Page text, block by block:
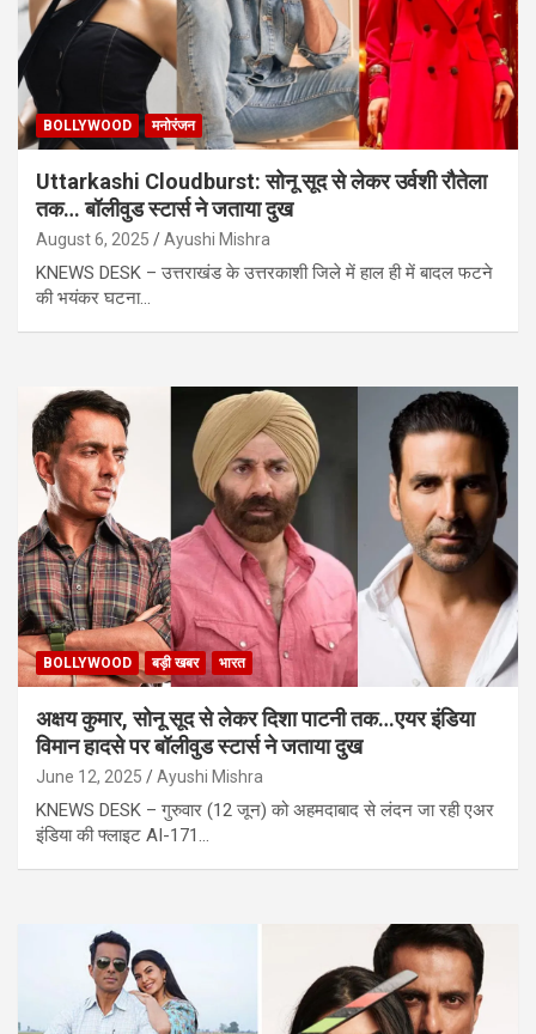
BOLLYWOOD मनोरंजन
Uttarkashi Cloudburst: सोनू सूद से लेकर उर्वशी रौतेला
तक… बॉलीवुड स्टार्स ने जताया दुख
August 6, 2025 Ayushi Mishra
KNEWS DESK – उत्तराखंड के उत्तरकाशी जिले में हाल ही में बादल फटने
की भयंकर घटना…
BOLLYWOOD बड़ी खबर भारत
अक्षय कुमार, सोनू सूद से लेकर दिशा पाटनी तक…एयर इंडिया
विमान हादसे पर बॉलीवुड स्टार्स ने जताया दुख
June 12, 2025 Ayushi Mishra
KNEWS DESK – गुरुवार (12 जून) को अहमदाबाद से लंदन जा रही एअर
इंडिया की फ्लाइट AI-171…